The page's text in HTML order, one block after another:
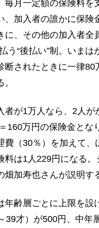
毎月一定額の保険料を
、加入者の誰かに保険
に、その他の加入者全
う“後払い”制。いまは
断されたときに一律80
が1万人なら、2人が
160万円の保険金とな
費（30％）を加えて、
料は1人229円になる。
畑加寿也さんが説明す
年齢層ごとに上限を設
39才）が500円、中年